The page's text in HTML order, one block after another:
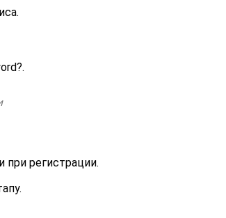
регистрации.